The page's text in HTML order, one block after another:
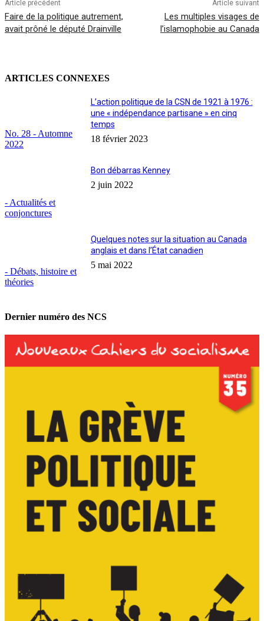
Article précédent
Faire de la politique autrement,
avait prôné le député Drainville
Article suivant
Les multiples visages de
l’islamophobie au Canada
ARTICLES CONNEXES
No. 28 - Automne
2022
L’action politique de la CSN de 1921 à 1976 :
une « indépendance partisane » en cinq
temps
18 février 2023
- Actualités et
conjonctures
Bon débarras Kenney
2 juin 2022
- Débats, histoire et
théories
Quelques notes sur la situation au Canada
anglais et dans l’État canadien
5 mai 2022
Dernier numéro des NCS